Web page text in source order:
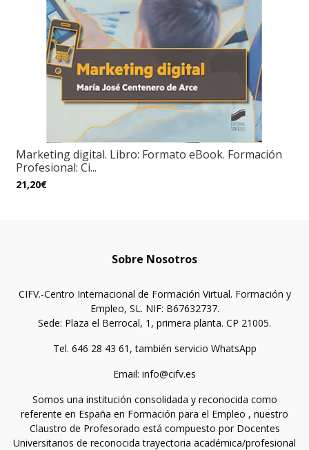
Marketing digital. Libro: Formato eBook. Formación
Profesional: Ci...
21,20€
Sobre Nosotros
CIFV.-Centro Internacional de Formación Virtual. Formación y
Empleo, SL. NIF: B67632737.
Sede: Plaza el Berrocal, 1, primera planta. CP 21005.
Tel. 646 28 43 61, también servicio WhatsApp
Email: info@cifv.es
Somos una institución consolidada y reconocida como
referente en España en Formación para el Empleo , nuestro
Claustro de Profesorado está compuesto por Docentes
Universitarios de reconocida trayectoria académica/profesional